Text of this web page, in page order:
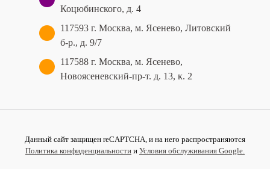
Коцюбинского, д. 4
117593 г. Москва, м. Ясенево, Литовский
б-р., д. 9/7
117588 г. Москва, м. Ясенево,
Новоясеневский‑пр‑т. д. 13, к. 2
Данный сайт защищен reCAPTCHA, и на него распространяются
Политика конфиденциальности и Условия обслуживания Google.